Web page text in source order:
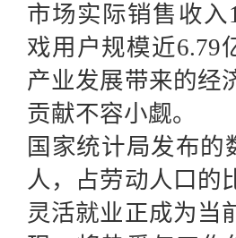
市场实际销售收入
戏用户规模近6.79
产业发展带来的经
贡献不容小觑。
国家统计局发布
人，占劳动人口的
灵活就业正成为当